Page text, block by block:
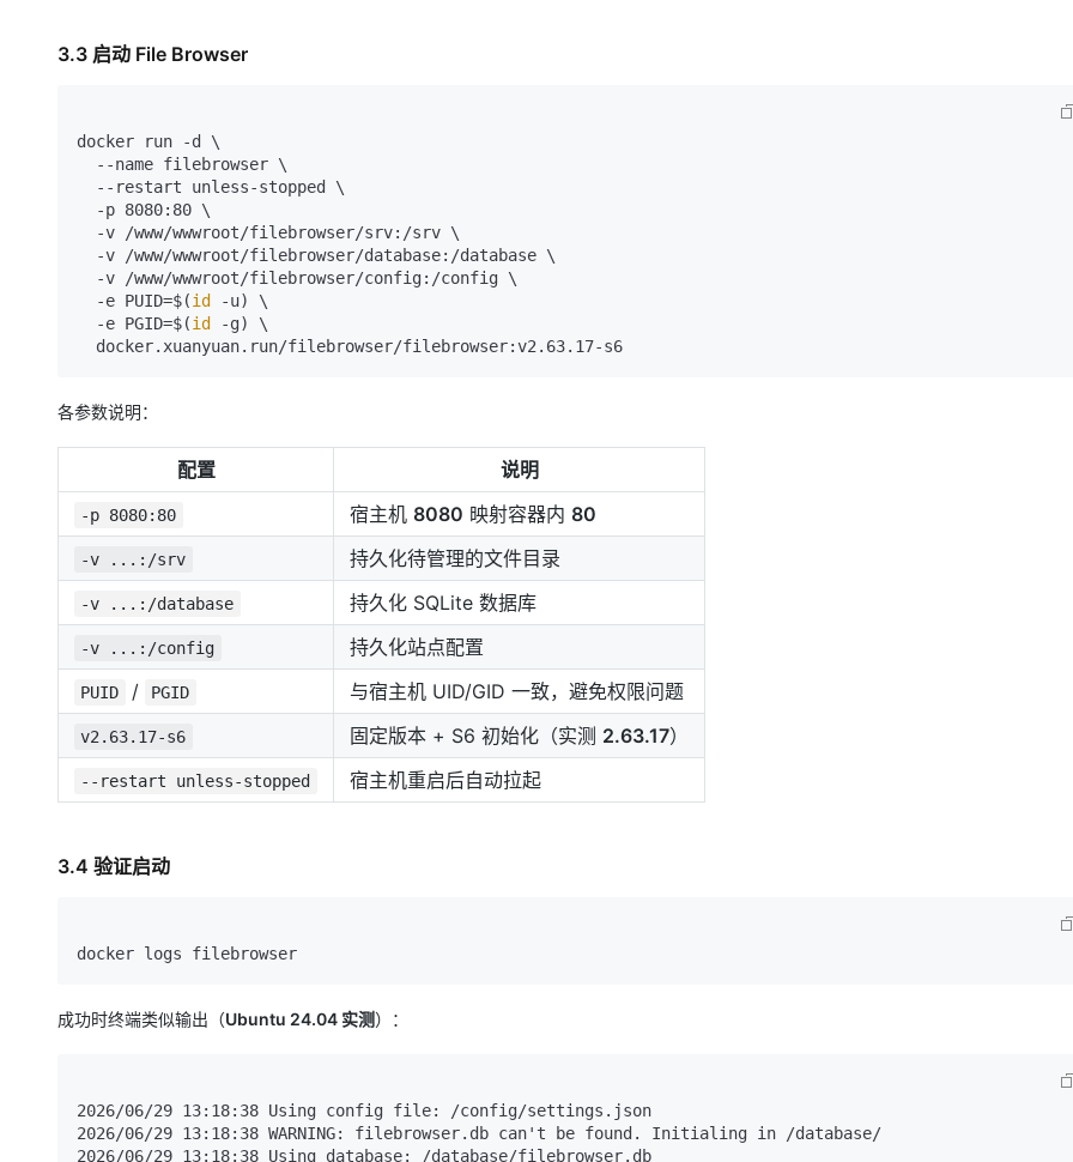
3.3 启动 File Browser
docker run -d \
  -e PUID=$(
id
-u) \
  -e PGID=$(
id
-g) \
各参数说明：
配置 说明
-p 8080:80 宿主机 8080 映射容器内 80
-v ...:/srv 持久化待管理的文件目录
-v ...:/database 持久化 SQLite 数据库
-v ...:/config 持久化站点配置
PUID / PGID 与宿主机 UID/GID 一致，避免权限问题
v2.63.17-s6 固定版本 + S6 初始化（实测 2.63.17）
--restart unless-stopped 宿主机重启后自动拉起
3.4 验证启动
成功时终端类似输出（Ubuntu 24.04 实测）：
2026/06/29 13:18:38 Using config file: /config/settings.json
2026/06/29 13:18:38 WARNING: filebrowser.db can't be found. Initialing in /database/
2026/06/29 13:18:38 Using database: /database/filebrowser.db